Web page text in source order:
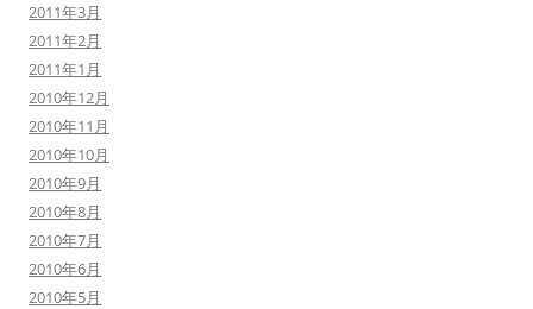
2011年3月
2011年2月
2011年1月
2010年12月
2010年11月
2010年10月
2010年9月
2010年8月
2010年7月
2010年6月
2010年5月